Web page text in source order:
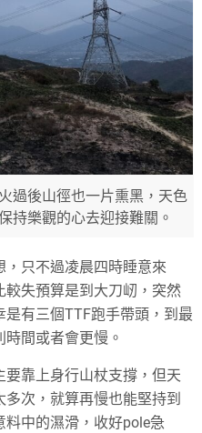
過後山徑也一片熏黑，天色
持樂觀的心去迎接難關。
只不過凌晨四時睡意來
失預算是到大刀屻，突然
有三個TTF跑手帶頭，到最
間或者會更慢。
靠上身行山杖支撐，但天
次，就算再慢也能堅持到
料中的濕滑，收好pole急